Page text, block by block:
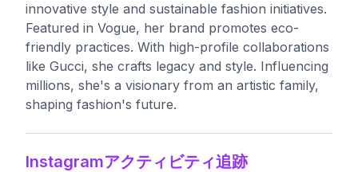
innovative style and sustainable fashion initiatives.
Featured in Vogue, her brand promotes eco-
friendly practices. With high-profile collaborations
like Gucci, she crafts legacy and style. Influencing
millions, she's a visionary from an artistic family,
shaping fashion's future.
Instagramアクティビティ追跡